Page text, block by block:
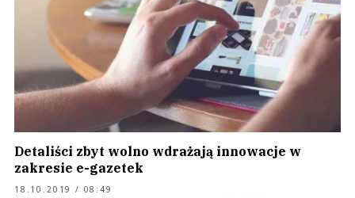
Detaliści zbyt wolno wdrażają innowacje w
zakresie e-gazetek
18.10.2019 / 08:49